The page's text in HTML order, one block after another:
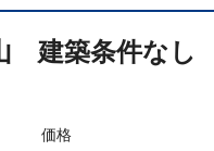
建築条件なし
価格